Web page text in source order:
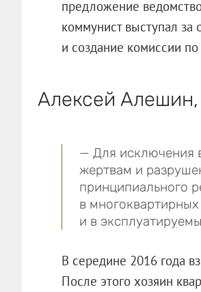
предложение
коммунист выступал
и создание комиссии
Алексей Алешин,
— Для исключения
жертвам и
принципиального
в
и в
В середине 2016 года
После этого хозяин